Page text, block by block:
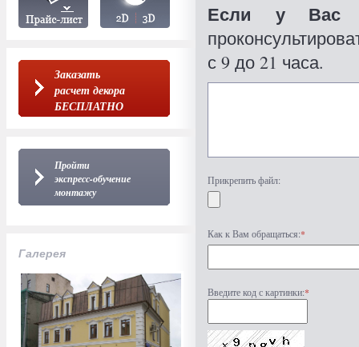
Заказать
расчет декора
БЕСПЛАТНО
Пройти
экспресс-обучение
монтажу
Галерея
Если у Вас
с 9 до 21 часа.
Прикрепить файл:
Как к Вам обращаться:*
Введите код с картинки:*